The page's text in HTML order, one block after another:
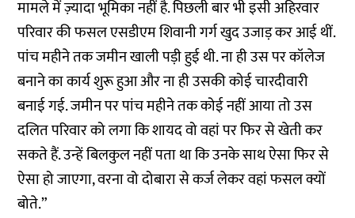
मामले में ज़्यादा भूमिका नहीं है. पिछली बार भी इसी अहिरवार
परिवार की फसल एसडीएम शिवानी गर्ग खुद उजाड़ कर आई थीं.
पांच महीने तक जमीन खाली पड़ी हुई थी. ना ही उस पर कॉलेज
बनाने का कार्य शुरू हुआ और ना ही उसकी कोई चारदीवारी
बनाई गई. जमीन पर पांच महीने तक कोई नहीं आया तो उस
दलित परिवार को लगा कि शायद वो वहां पर फिर से खेती कर
सकते हैं. उन्हें बिलकुल नहीं पता था कि उनके साथ ऐसा फिर से
ऐसा हो जाएगा, वरना वो दोबारा से कर्ज लेकर वहां फसल क्यों
बोते.”